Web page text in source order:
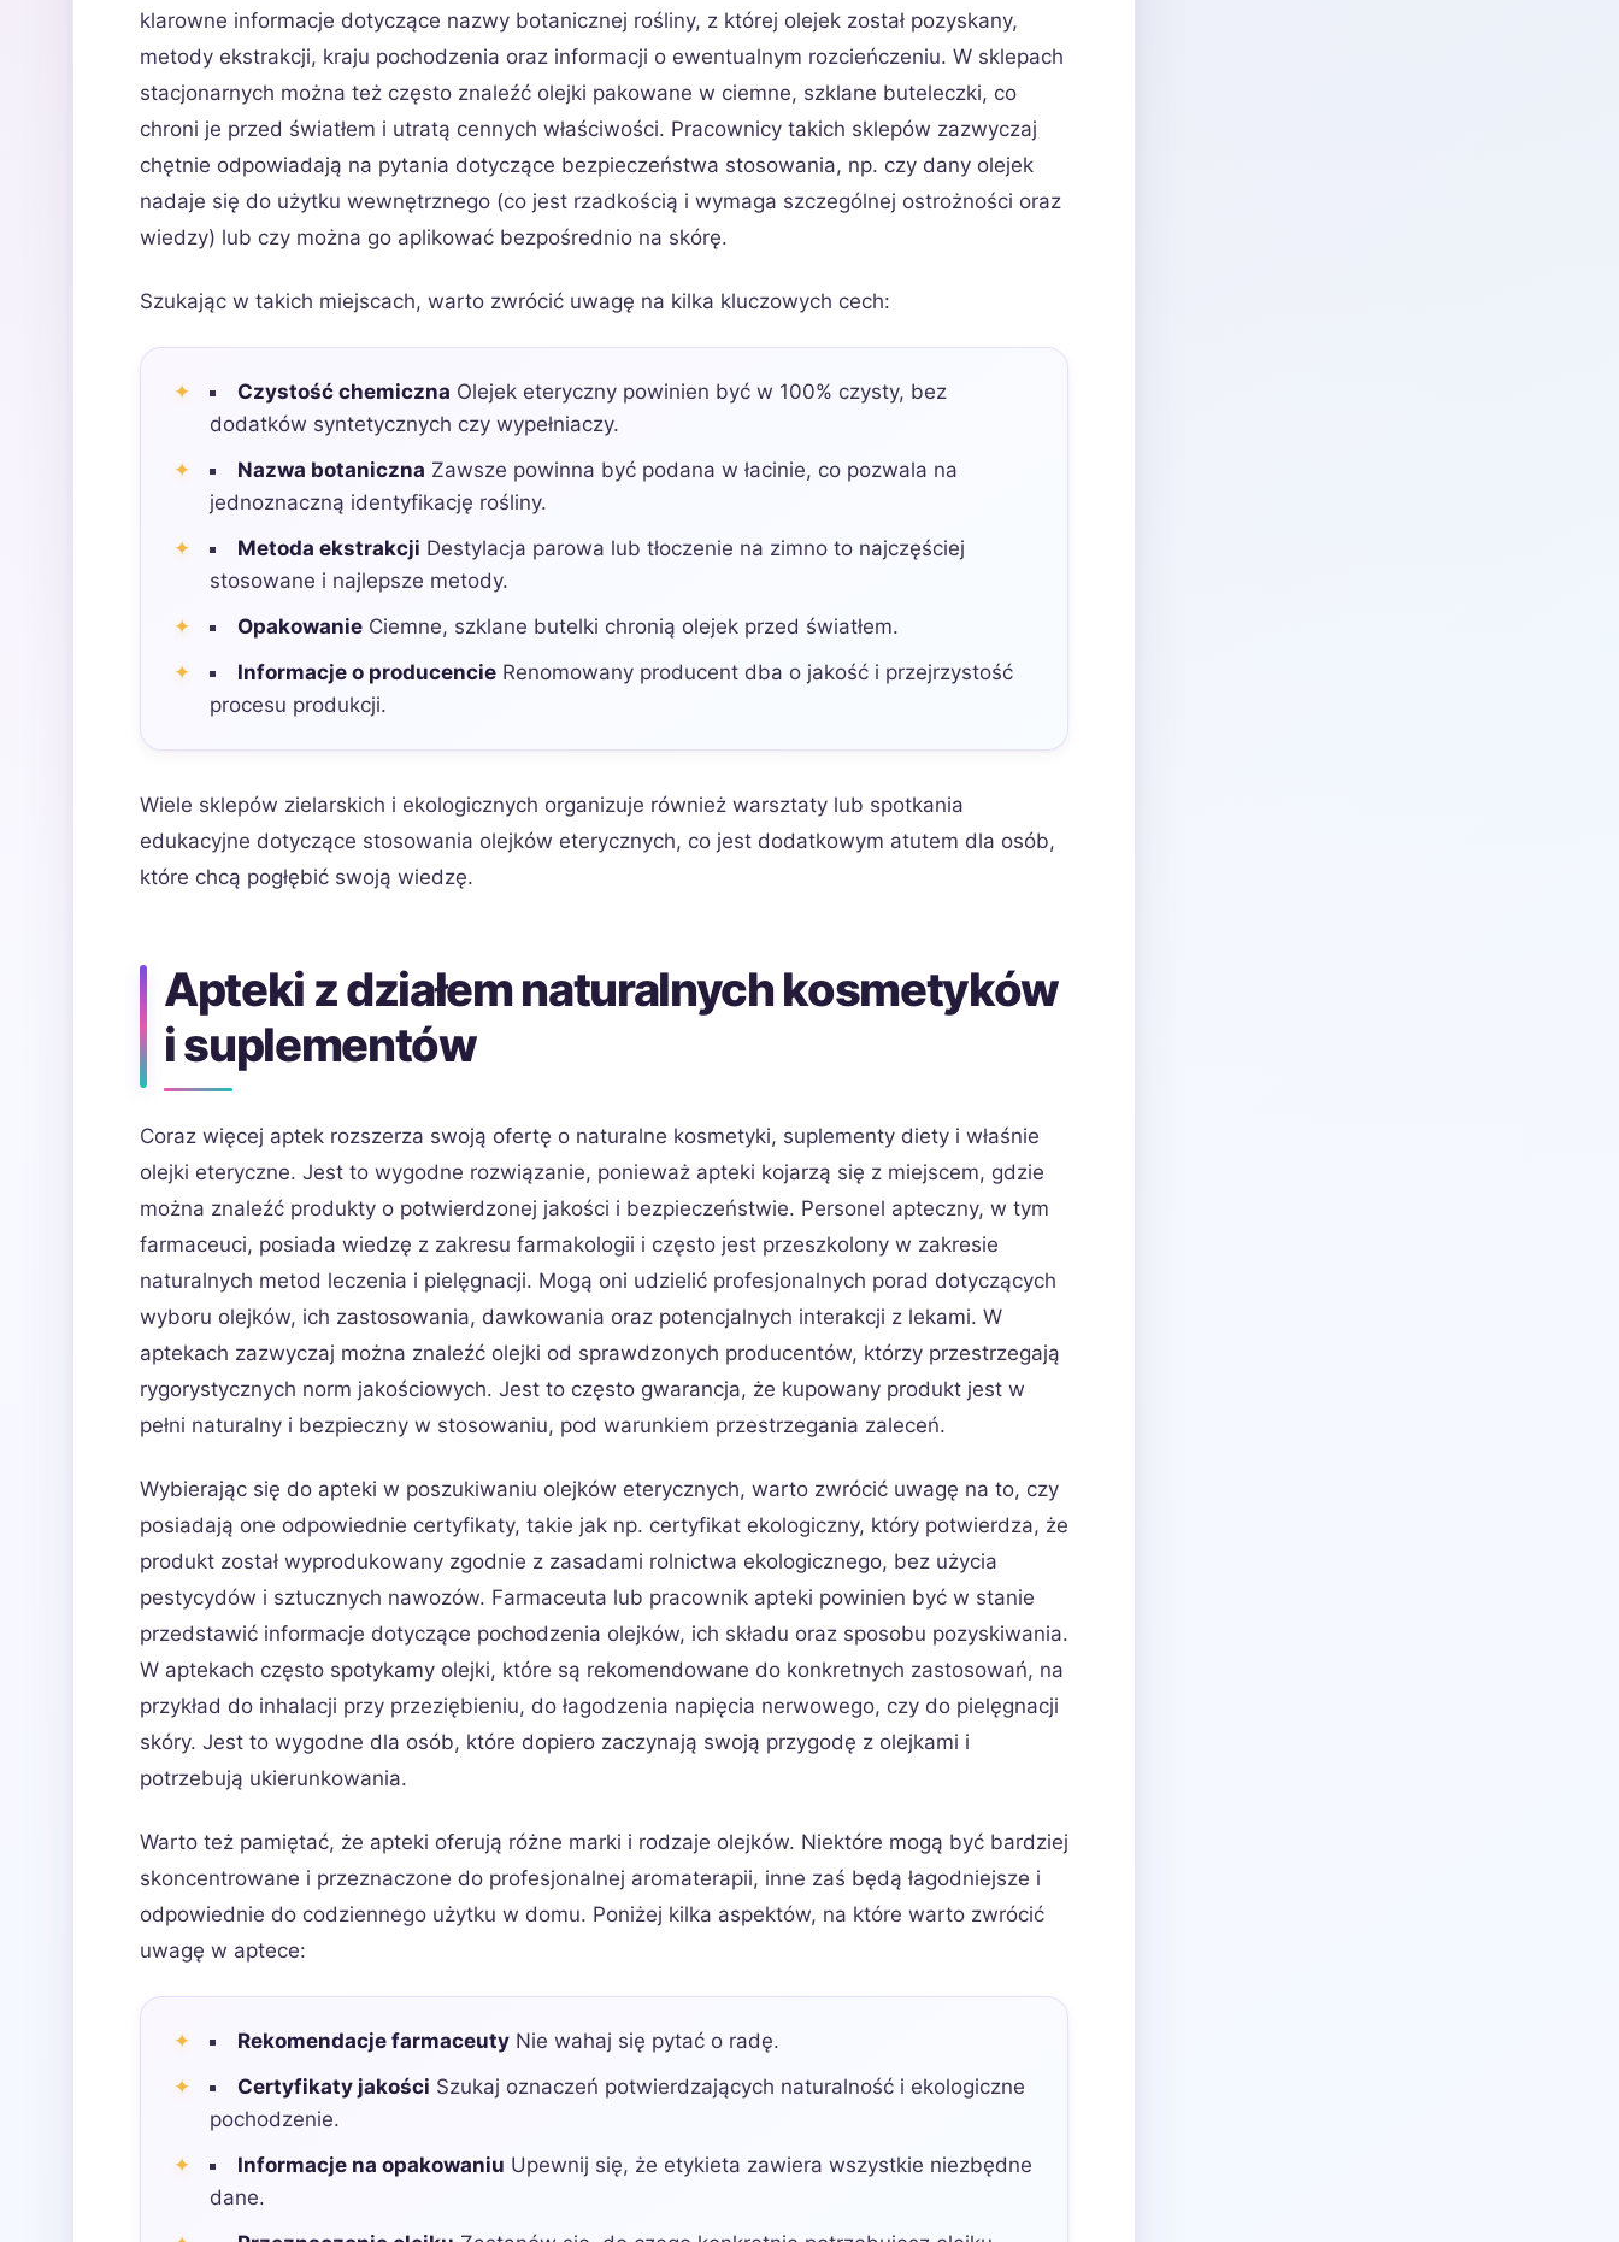
klarowne informacje dotyczące nazwy botanicznej rośliny, z której olejek został pozyskany,
metody ekstrakcji, kraju pochodzenia oraz informacji o ewentualnym rozcieńczeniu. W sklepach
stacjonarnych można też często znaleźć olejki pakowane w ciemne, szklane buteleczki, co
chroni je przed światłem i utratą cennych właściwości. Pracownicy takich sklepów zazwyczaj
chętnie odpowiadają na pytania dotyczące bezpieczeństwa stosowania, np. czy dany olejek
nadaje się do użytku wewnętrznego (co jest rzadkością i wymaga szczególnej ostrożności oraz
wiedzy) lub czy można go aplikować bezpośrednio na skórę.
Szukając w takich miejscach, warto zwrócić uwagę na kilka kluczowych cech:
Czystość chemiczna Olejek eteryczny powinien być w 100% czysty, bez
dodatków syntetycznych czy wypełniaczy.
Nazwa botaniczna Zawsze powinna być podana w łacinie, co pozwala na
jednoznaczną identyfikację rośliny.
Metoda ekstrakcji Destylacja parowa lub tłoczenie na zimno to najczęściej
stosowane i najlepsze metody.
Opakowanie Ciemne, szklane butelki chronią olejek przed światłem.
Informacje o producencie Renomowany producent dba o jakość i przejrzystość
procesu produkcji.
Wiele sklepów zielarskich i ekologicznych organizuje również warsztaty lub spotkania
edukacyjne dotyczące stosowania olejków eterycznych, co jest dodatkowym atutem dla osób,
które chcą pogłębić swoją wiedzę.
Apteki z działem naturalnych kosmetyków
i suplementów
Coraz więcej aptek rozszerza swoją ofertę o naturalne kosmetyki, suplementy diety i właśnie
olejki eteryczne. Jest to wygodne rozwiązanie, ponieważ apteki kojarzą się z miejscem, gdzie
można znaleźć produkty o potwierdzonej jakości i bezpieczeństwie. Personel apteczny, w tym
farmaceuci, posiada wiedzę z zakresu farmakologii i często jest przeszkolony w zakresie
naturalnych metod leczenia i pielęgnacji. Mogą oni udzielić profesjonalnych porad dotyczących
wyboru olejków, ich zastosowania, dawkowania oraz potencjalnych interakcji z lekami. W
aptekach zazwyczaj można znaleźć olejki od sprawdzonych producentów, którzy przestrzegają
rygorystycznych norm jakościowych. Jest to często gwarancja, że kupowany produkt jest w
pełni naturalny i bezpieczny w stosowaniu, pod warunkiem przestrzegania zaleceń.
Wybierając się do apteki w poszukiwaniu olejków eterycznych, warto zwrócić uwagę na to, czy
posiadają one odpowiednie certyfikaty, takie jak np. certyfikat ekologiczny, który potwierdza, że
produkt został wyprodukowany zgodnie z zasadami rolnictwa ekologicznego, bez użycia
pestycydów i sztucznych nawozów. Farmaceuta lub pracownik apteki powinien być w stanie
przedstawić informacje dotyczące pochodzenia olejków, ich składu oraz sposobu pozyskiwania.
W aptekach często spotykamy olejki, które są rekomendowane do konkretnych zastosowań, na
przykład do inhalacji przy przeziębieniu, do łagodzenia napięcia nerwowego, czy do pielęgnacji
skóry. Jest to wygodne dla osób, które dopiero zaczynają swoją przygodę z olejkami i
potrzebują ukierunkowania.
Warto też pamiętać, że apteki oferują różne marki i rodzaje olejków. Niektóre mogą być bardziej
skoncentrowane i przeznaczone do profesjonalnej aromaterapii, inne zaś będą łagodniejsze i
odpowiednie do codziennego użytku w domu. Poniżej kilka aspektów, na które warto zwrócić
uwagę w aptece:
Rekomendacje farmaceuty Nie wahaj się pytać o radę.
Certyfikaty jakości Szukaj oznaczeń potwierdzających naturalność i ekologiczne
pochodzenie.
Informacje na opakowaniu Upewnij się, że etykieta zawiera wszystkie niezbędne
dane.